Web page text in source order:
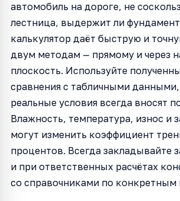
автомобиль на дороге, не
лестница, выдержит ли
калькулятор даёт быструю и
двум методам — прямому и через
плоскость. Используйте
сравнения с табличными
реальные условия всегда вносят
Влажность, температура, износ и
могут изменить коэффициент
процентов. Всегда закладывайте
и при ответственных расчётах
со справочниками по конкретным